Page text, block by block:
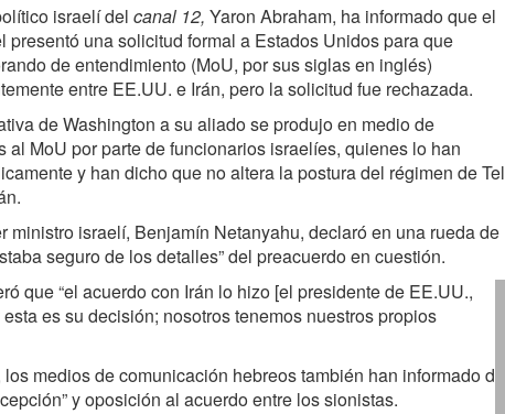
israelí del canal 12, Yaron Abraham, ha informado que el
presentó una solicitud formal a Estados Unidos para que
de entendimiento (MoU, por sus siglas en inglés)
entre EE.UU. e Irán, pero la solicitud fue rechazada.
de Washington a su aliado se produjo en medio de
al MoU por parte de funcionarios israelíes, quienes lo han
y han dicho que no altera la postura del régimen de Tel
ministro israelí, Benjamín Netanyahu, declaró en una rueda de
seguro de los detalles” del preacuerdo en cuestión.
que “el acuerdo con Irán lo hizo [el presidente de EE.UU.,
es su decisión; nosotros tenemos nuestros propios
medios de comunicación hebreos también han informado de
y oposición al acuerdo entre los sionistas.